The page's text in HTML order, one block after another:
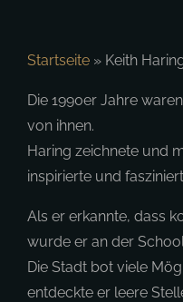
Startseite » Keith
Die 1990er Jahre
von ihnen.
Haring zeichnete und
inspirierte und
Als er erkannte, dass
wurde er an der
Die Stadt bot viele
entdeckte er leere